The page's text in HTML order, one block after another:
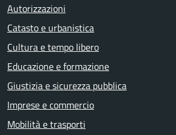
Autorizzazioni
Catasto e urbanistica
Cultura e tempo libero
Educazione e formazione
Giustizia e sicurezza pubblica
Imprese e commercio
Mobilità e trasporti